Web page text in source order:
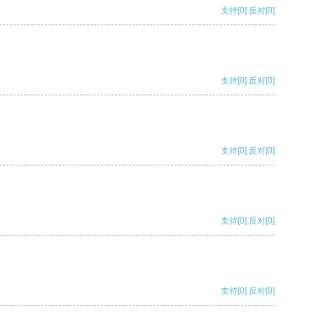
支持[0] 反对[0]
支持[0] 反对[0]
支持[0] 反对[0]
支持[0] 反对[0]
支持[0] 反对[0]